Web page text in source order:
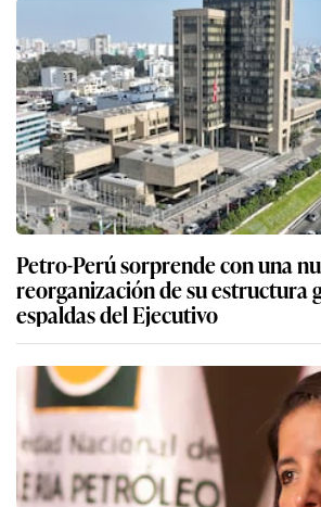
Petro-Perú sorprende con una
reorganización de su estructura
espaldas del Ejecutivo